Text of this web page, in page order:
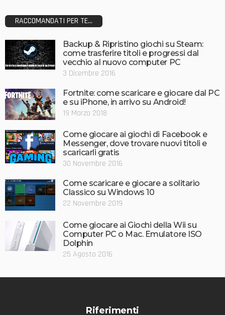
RACCOMANDATI PER TE...
Backup & Ripristino giochi su Steam:
come trasferire titoli e progressi dal
vecchio al nuovo computer PC
3 Dicembre 2016
Fortnite: come scaricare e giocare dal PC
e su iPhone, in arrivo su Android!
19 Marzo 2018
Come giocare ai giochi di Facebook e
Messenger, dove trovare nuovi titoli e
scaricarli gratis
30 Novembre 2016
Come scaricare e giocare a solitario
Classico su Windows 10
22 Novembre 2019
Come giocare ai Giochi della Wii su
Computer PC o Mac. Emulatore ISO
Dolphin
25 Agosto 2016
Riferimenti